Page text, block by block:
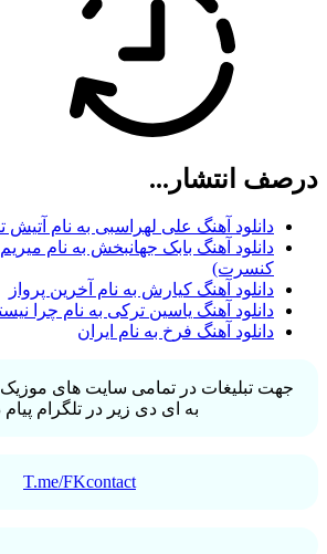
درصف انتشار...
دانلود آهنگ علی لهراسبی به نام آتیش
دانلود آهنگ بابک جهانبخش به نام
کنسرت)
دانلود آهنگ کیارش به نام آخرین پرواز
دانلود آهنگ یاسین ترکی به نام چرا
دانلود آهنگ فرخ به نام ایران
جهت تبلیغات در تمامی سایت های
به ای دی زیر در تلگرام پیام
T.me/FKcontact